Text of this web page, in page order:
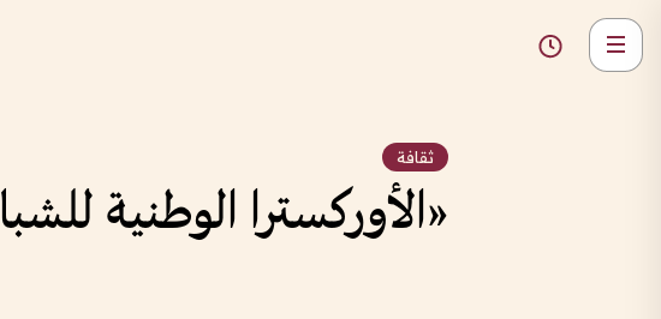
ثقافة
«الأوركسترا الوطنية